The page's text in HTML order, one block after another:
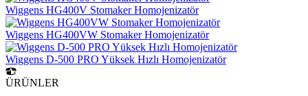
Wiggens HG400V Stomaker Homojenizatör
Wiggens HG400VW Stomaker Homojenizatör
Wiggens D-500 PRO Yüksek Hızlı Homojenizatör
ÜRÜNLER